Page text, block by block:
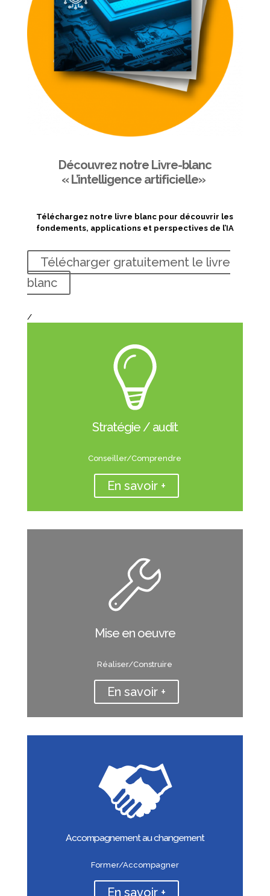
Découvrez notre Livre-blanc
« L’intelligence artificielle»
Téléchargez notre livre blanc pour découvrir les
fondements, applications et perspectives de l’IA
Télécharger gratuitement le livre
blanc
/
Stratégie / audit
Conseiller/Comprendre
En savoir +
Mise en oeuvre
Réaliser/Construire
En savoir +
Accompagnement au changement
Former/Accompagner
En savoir +